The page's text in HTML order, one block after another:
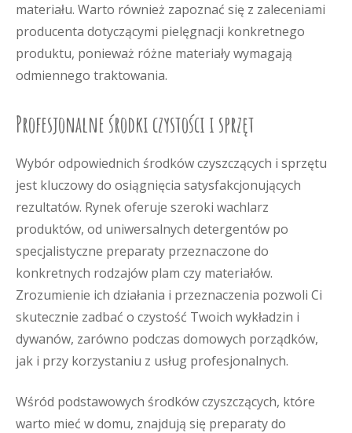
materiału. Warto również zapoznać się z zaleceniami
producenta dotyczącymi pielęgnacji konkretnego
produktu, ponieważ różne materiały wymagają
odmiennego traktowania.
Profesjonalne środki czystości i sprzęt
Wybór odpowiednich środków czyszczących i sprzętu
jest kluczowy do osiągnięcia satysfakcjonujących
rezultatów. Rynek oferuje szeroki wachlarz
produktów, od uniwersalnych detergentów po
specjalistyczne preparaty przeznaczone do
konkretnych rodzajów plam czy materiałów.
Zrozumienie ich działania i przeznaczenia pozwoli Ci
skutecznie zadbać o czystość Twoich wykładzin i
dywanów, zarówno podczas domowych porządków,
jak i przy korzystaniu z usług profesjonalnych.
Wśród podstawowych środków czyszczących, które
warto mieć w domu, znajdują się preparaty do